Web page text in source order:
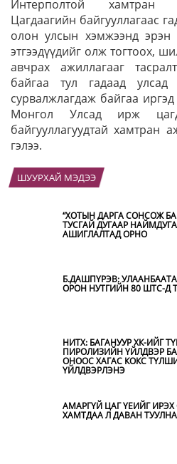
Интерполтой хамтран
Цагдаагийн байгууллагаас
олон улсын хэмжээнд эрэн
этгээдүүдийг олж тогтоох,
авчрах ажиллагааг
байгаа тул гадаад
сурвалжлагдаж байгаа
Монгол Улсад ирж
байгууллагуудтай хамтран
гэлээ.
ШУУРХАЙ МЭДЭЭ
“ХОТЫН ДАРГА СОНСОЖ
ТУСГАЙ ДУГААР
АШИГЛАЛТАД ОРНО
Б.ДАШПҮРЭВ:
ОРОН НУТГИЙН 80 ШТС-Д
НИТХ: БАГАНУУР ХК-ИЙГ
ПИРОЛИЗИЙН ҮЙЛДВЭР
ОНООС ХАГАС КОКС
ҮЙЛДВЭРЛЭНЭ
АМАРГҮЙ ЦАГ ҮЕИЙГ
ХАМТДАА Л ДАВАН ТУУЛНА